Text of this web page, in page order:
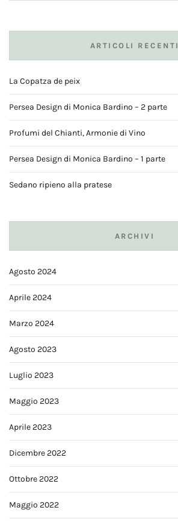
ARTICOLI RECENTI
La Copatza de peix
Persea Design di Monica Bardino – 2 parte
Profumi del Chianti, Armonie di Vino
Persea Design di Monica Bardino – 1 parte
Sedano ripieno alla pratese
ARCHIVI
Agosto 2024
Aprile 2024
Marzo 2024
Agosto 2023
Luglio 2023
Maggio 2023
Aprile 2023
Dicembre 2022
Ottobre 2022
Maggio 2022